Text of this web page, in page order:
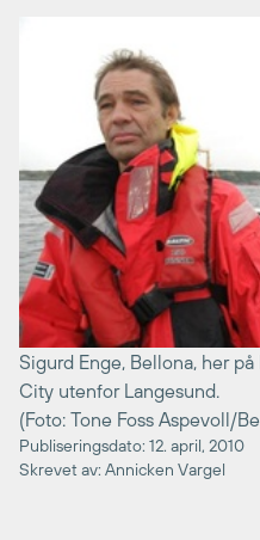
Sigurd Enge, Bellona, her
City utenfor Langesund.
(Foto: Tone Foss Aspevoll/
Publiseringsdato: 12. april, 2010
Skrevet av: Annicken Vargel